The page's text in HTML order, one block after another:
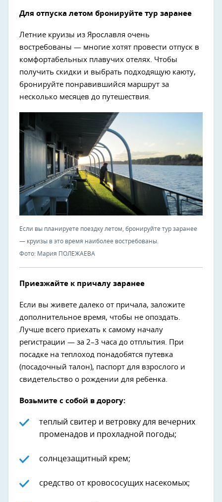
Для отпуска летом бронируйте тур заранее
Летние круизы из Ярославля очень
востребованы — многие хотят провести отпуск в
комфортабельных плавучих отелях. Чтобы
получить скидки и выбрать подходящую каюту,
бронируйте понравившийся маршрут за
несколько месяцев до путешествия.
Если вы планируете поездку летом, бронируйте тур заранее
— круизы в это время наиболее востребованы.
Фото: Мария ПОЛЕЖАЕВА
Приезжайте к причалу заранее
Если вы живете далеко от причала, заложите
дополнительное время, чтобы не опоздать.
Лучше всего приехать к самому началу
регистрации — за 2–3 часа до отплытия. При
посадке на теплоход понадобятся путевка
(посадочный талон), паспорт для взрослого и
свидетельство о рождении для ребенка.
Возьмите с собой в дорогу:
теплый свитер и ветровку для вечерних
променадов и прохладной погоды;
солнцезащитный крем;
средство от кровососущих насекомых;